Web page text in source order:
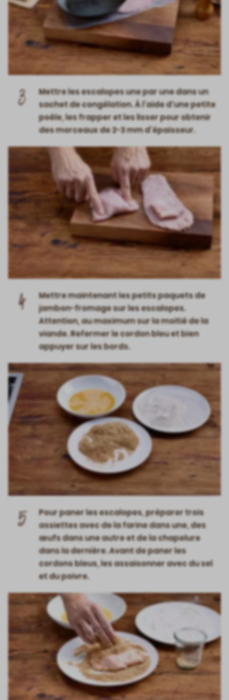
3
Mettre les escalopes une par une dans un
sachet de congélation. À l’aide d'une petite
poêle, les frapper et les lisser pour obtenir
des morceaux de 2-3 mm d’épaisseur.
4
Mettre maintenant les petits paquets de
jambon-fromage sur les escalopes.
Attention, au maximum sur la moitié de la
viande. Refermer le cordon bleu et bien
appuyer sur les bords.
5
Pour paner les escalopes, préparer trois
assiettes avec de la farine dans une, des
œufs dans une autre et de la chapelure
dans la dernière. Avant de paner les
cordons bleus, les assaisonner avec du sel
et du poivre.